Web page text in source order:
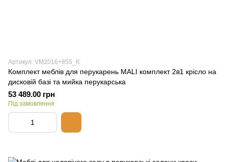
Артикул: VM2016+855_K
Комплект меблів для перукарень MALI комплект 2в1 крісло на
дисковій базі та мийка перукарська
53 489.00 грн
Під замовлення